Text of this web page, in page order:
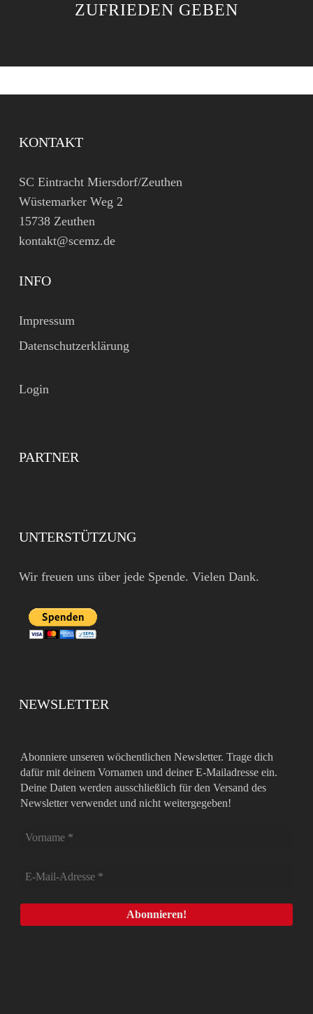
ZUFRIEDEN GEBEN
KONTAKT
SC Eintracht Miersdorf/Zeuthen
Wüstemarker Weg 2
15738 Zeuthen
kontakt@scemz.de
INFO
Impressum
Datenschutzerklärung
Login
PARTNER
UNTERSTÜTZUNG
Wir freuen uns über jede Spende. Vielen Dank.
NEWSLETTER
Abonniere unseren wöchentlichen Newsletter. Trage dich
dafür mit deinem Vornamen und deiner E-Mailadresse ein.
Deine Daten werden ausschließlich für den Versand des
Newsletter verwendet und nicht weitergegeben!